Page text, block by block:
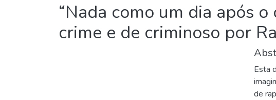
“Nada como um dia após
crime e de criminoso por
Esta
de